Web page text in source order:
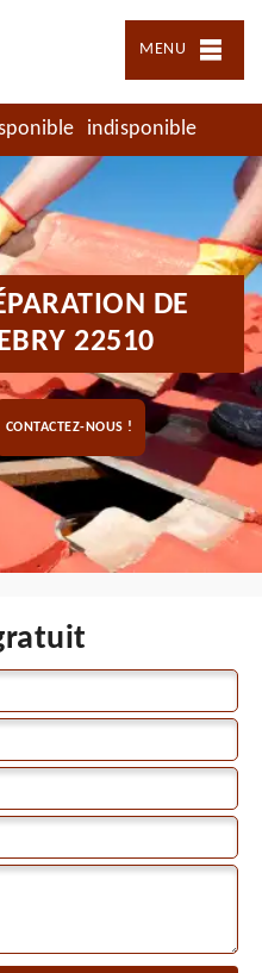
MENU
indisponible
DE
22510
CONTACTEZ-NOUS !